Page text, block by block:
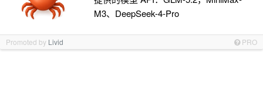
M3、DeepSeek-4-Pro
Promoted by Livid PRO